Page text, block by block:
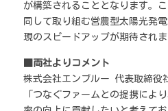
が構築されることとなります。
同して取り組む営農型太陽光発
現のスピードアップが期待されま
■両社よりコメント
株式会社エンブルー 代表取締役
「つなぐファームとの提携によ